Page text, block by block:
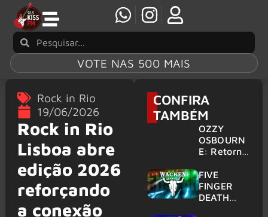
VOTE NAS 500 MAIS
Rock in Rio
19/06/2026
Rock in Rio
Lisboa abre
edição 2026
reforçando
a conexão
CONFIRA
TAMBÉM
OZZY
OSBOURN
E: Retorno
em 2027 é
confirmad
o por
FIVE
FINGER
DEATH